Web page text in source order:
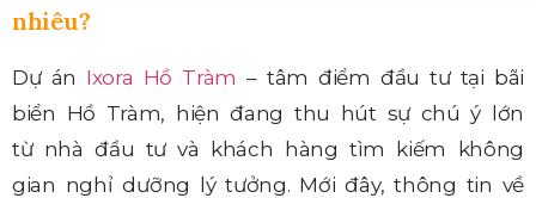
nhiêu?
Dự án Ixora Hồ Tràm – tâm điểm đầu tư tại bãi
biển Hồ Tràm, hiện đang thu hút sự chú ý lớn
từ nhà đầu tư và khách hàng tìm kiếm không
gian nghỉ dưỡng lý tưởng. Mới đây, thông tin về